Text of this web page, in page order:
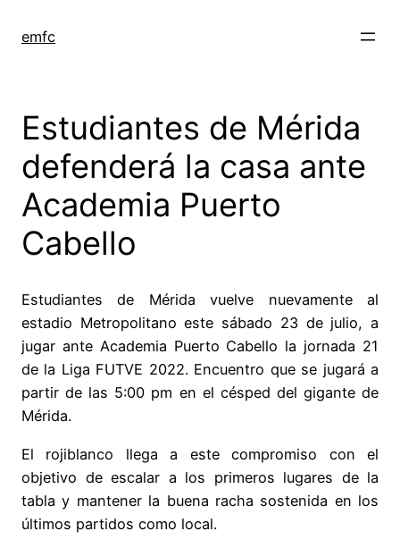
emfc
Estudiantes de Mérida
defenderá la casa ante
Academia Puerto
Cabello
Estudiantes de Mérida vuelve nuevamente al
estadio Metropolitano este sábado 23 de julio, a
jugar ante Academia Puerto Cabello la jornada 21
de la Liga FUTVE 2022. Encuentro que se jugará a
partir de las 5:00 pm en el césped del gigante de
Mérida.
El rojiblanco llega a este compromiso con el
objetivo de escalar a los primeros lugares de la
tabla y mantener la buena racha sostenida en los
últimos partidos como local.